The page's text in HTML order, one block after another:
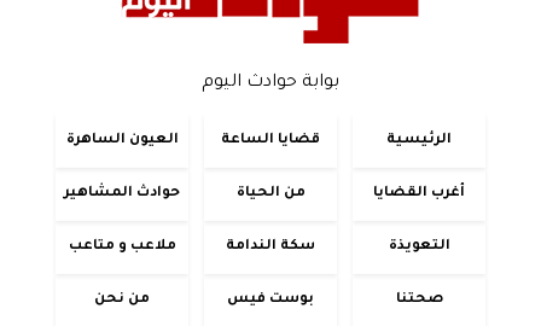
بوابة حوادث اليوم
الرئيسية قضايا الساعة العيون الساهرة
أغرب القضايا من الحياة حوادث المشاهير
التعويذة سكة الندامة ملاعب و متاعب
صحتنا بوست فيس من نحن